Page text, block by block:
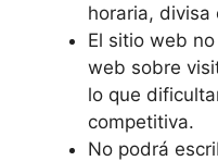
horaria, divisa
El sitio web
web sobre
lo que
competitiva.
No podrá